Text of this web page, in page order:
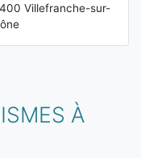
Villefranche-sur-
À